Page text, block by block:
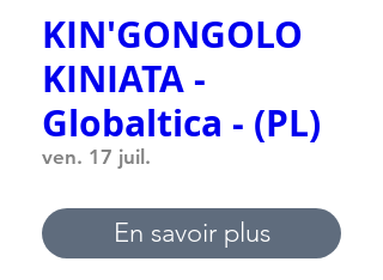
KIN'GONGOLO
KINIATA -
Globaltica - (PL)
ven. 17 juil.
En savoir plus